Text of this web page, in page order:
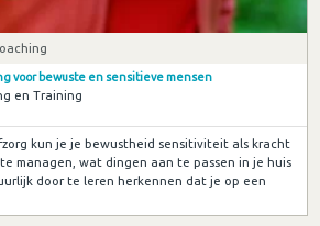
voor bewuste en sensitieve mensen
en Training
kun je je bewustheid sensitiviteit als kracht
managen, wat dingen aan te passen in je huis
door te leren herkennen dat je op een